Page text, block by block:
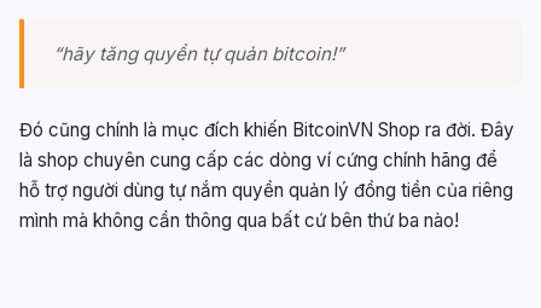
“hãy tăng quyền tự quản bitcoin!”
Đó cũng chính là mục đích khiến BitcoinVN Shop ra đời. Đây
là shop chuyên cung cấp các dòng ví cứng chính hãng để
hỗ trợ người dùng tự nắm quyền quản lý đồng tiền của riêng
mình mà không cần thông qua bất cứ bên thứ ba nào!